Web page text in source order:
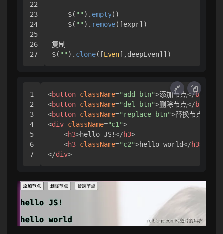
22
23
24
25
26
    $(
"" ). empty()
    $(
"" ). remove([expr])
复制
$( "" ). clone([Even [,deepEven]])
1
2
3
4
5
6
<button className="add_btn">添加节点</button
<button className="del_btn">删除节点</button
<button className="replace_btn">替换节点
<div className="c1">
<h3>hello JS!</h3>
<h3 className="c2">hello world</h3>
</div>